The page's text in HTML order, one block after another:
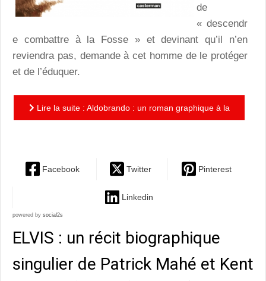
de
« descendr
e combattre à la Fosse » et devinant qu’il n’en
reviendra pas, demande à cet homme de le protéger
et de l’éduquer.
Lire la suite : Aldobrando : un roman graphique à la
Facebook Twitter Pinterest
Linkedin
powered by social2s
ELVIS : un récit biographique
singulier de Patrick Mahé et Kent